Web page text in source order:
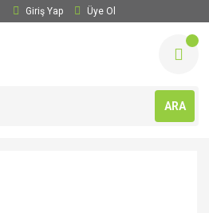
Giriş Yap Üye Ol
ARA